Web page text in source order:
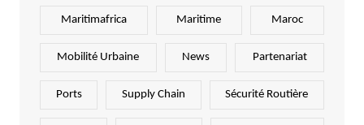
Maritimafrica Maritime Maroc
Mobilité Urbaine News Partenariat
Ports Supply Chain Sécurité Routière